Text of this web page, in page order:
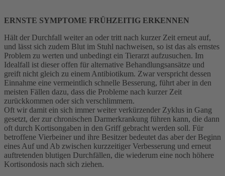
ERNSTE SYMPTOME FRÜHZEITIG ERKENNEN
Hält der Durchfall weiter an oder tritt nach kurzer Zeit erneut auf,
und lässt sich zudem Blut im Stuhl nachweisen, so ist das als ernstes
Problem zu werten und unbedingt ein Tierarzt aufzusuchen. Im
Idealfall ist dieser offen für alternative Behandlungsansätze und
greift nicht gleich zu einem Antibiotikum. Zwar verspricht dessen
Einnahme eine vermeintlich schnelle Besserung, führt aber in den
meisten Fällen dazu, dass die Probleme nach kurzer Zeit
zurückkommen oder sich verschlimmern.
Oft wir damit ein sich immer weiter verkürzender Zyklus in Gang
gesetzt, der zur chronischen Darmerkrankung führen kann, die dann
oft durch Kortisongaben in den Griff gebracht werden soll. Für
betroffene Vierbeiner und ihre Besitzer bedeutet das aber der Beginn
eines Auf und Ab zwischen kurzzeitiger Verbesserung und erneut
auftretenden blutigen Durchfällen, die wiederum eine noch höhere
Kortisondosis nach sich ziehen.